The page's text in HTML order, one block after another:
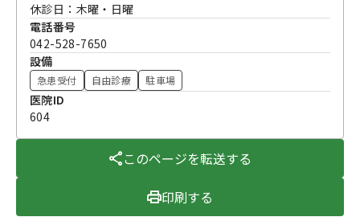
休診日：木曜・日曜
電話番号
042-528-7650
設備
急患受付 自由診療 駐車場
医院ID
604
このページを転送する
印刷する